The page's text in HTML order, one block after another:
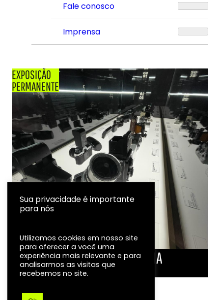
Fale conosco
Imprensa
EXPOSIÇÃO
PERMANENTE
LINHA DO TEMPO DA FOTOGRAFIA
EXPOSIÇÃO
Sua privacidade é importante
para nós
Utilizamos cookies em nosso site
para oferecer a você uma
experiência mais relevante e para
analisarmos as visitas que
recebemos no site.